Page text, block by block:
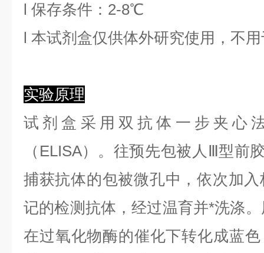
l 保存条件： 2-8℃
l 本试剂盒仅供体外研究使用，不
实验原理
试剂盒采用双抗体一步夹心
（ELISA）。往预先包被人Ⅲ型前
捕获抗体的包被微孔中，依次加
记的检测抗体，经过温育并*洗涤
在过氧化物酶的催化下转化成蓝